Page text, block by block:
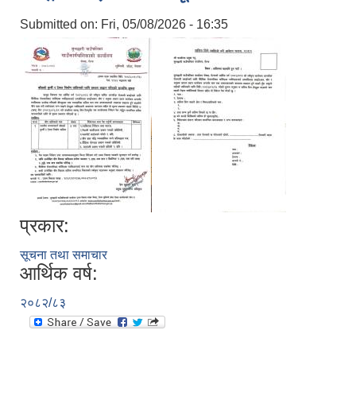
Submitted on: Fri, 05/08/2026 - 16:35
प्रकार:
सूचना तथा समाचार
आर्थिक वर्ष:
२०८२/८३